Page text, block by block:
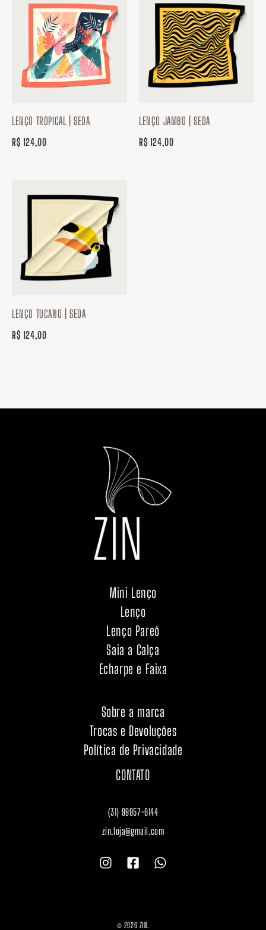
LENÇO TROPICAL | SEDA
R$ 124,00
LENÇO JAMBO | SEDA
R$ 124,00
LENÇO TUCANO | SEDA
R$ 124,00
Mini Lenço
Lenço
Lenço Pareô
Saia a Calça
Echarpe e Faixa
Sobre a marca
Trocas e Devoluções
Política de Privacidade
CONTATO
(31) 99957-6144
zin.loja@gmail.com
© 2026 ZIN.